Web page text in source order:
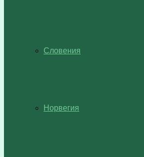
Словения
Норвегия